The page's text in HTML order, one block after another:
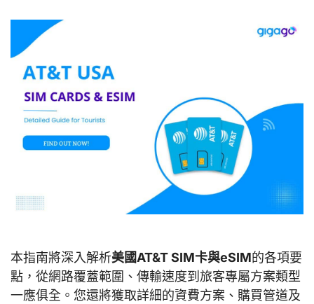
本指南將深入解析美國AT&T SIM卡與eSIM的各項要
點，從網路覆蓋範圍、傳輸速度到旅客專屬方案類型
一應俱全。您還將獲取詳細的資費方案、購買管道及